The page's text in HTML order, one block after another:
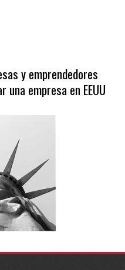
y emprendedores
empresa en EEUU